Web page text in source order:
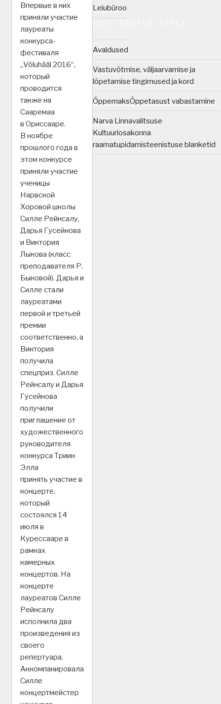
Впервые в них
приняли участие
лауреаты
конкурса-
фестиваля
„Võluhääl 2016“,
который
проводится
также на
Сааремаа
в Ориссааре.
В ноябре
прошлого года в
этом конкурсе
приняли участие
ученицы
Нарвской
Хоровой школы
Силле Рейнсалу,
Дарья Гусейнова
и Виктория
Лыкова (класс
преподавателя Р.
Быковой). Дарья и
Силле стали
лауреатами
первой и третьей
премии
соответственно, а
Виктория
получила
спецприз. Силле
Рейнсалу и Дарья
Гусейнова
получили
приглашение от
художественного
руководителя
конкурса Триин
Элла
принять участие в
концерте,
который
состоялся 14
июля в
Курессааре в
рамках
камерных
концертов. На
концерте
лауреатов Силле
Рейнсалу
исполнила два
произведения из
своего
репертуара.
Аккомпанировала
Силле
концертмейстер
Leiubüroo
Avaldused
Vastuvõtmise, väljaarvamise ja
lõpetamise tingimused ja kord
ÕppemaksÕppetasust vabastamine
Narva Linnavalitsuse
Kultuuriosakonna
raamatupidamisteenistuse blanketid